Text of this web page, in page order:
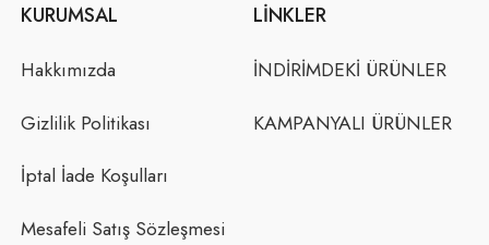
KURUMSAL
Hakkımızda
Gizlilik Politikası
İptal İade Koşulları
Mesafeli Satış Sözleşmesi
LINKLER
İNDİRİMDEKİ ÜRÜNLER
KAMPANYALI ÜRÜNLER